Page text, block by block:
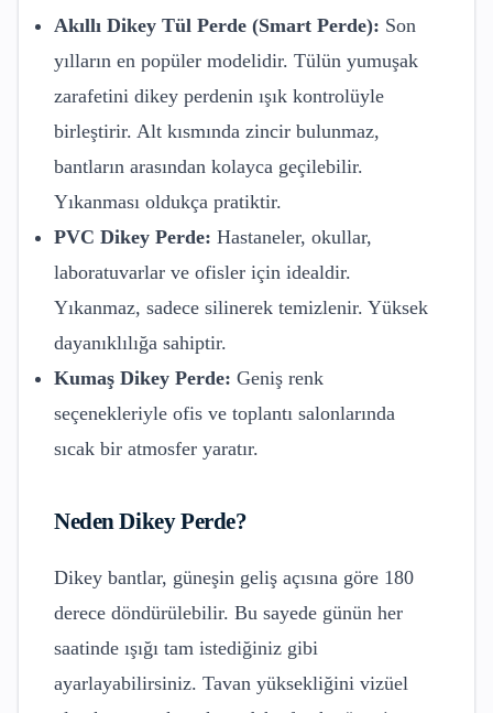
Akıllı Dikey Tül Perde (Smart Perde): Son
yılların en popüler modelidir. Tülün yumuşak
zarafetini dikey perdenin ışık kontrolüyle
birleştirir. Alt kısmında zincir bulunmaz,
bantların arasından kolayca geçilebilir.
Yıkanması oldukça pratiktir.
PVC Dikey Perde: Hastaneler, okullar,
laboratuvarlar ve ofisler için idealdir.
Yıkanmaz, sadece silinerek temizlenir. Yüksek
dayanıklılığa sahiptir.
Kumaş Dikey Perde: Geniş renk
seçenekleriyle ofis ve toplantı salonlarında
sıcak bir atmosfer yaratır.
Neden Dikey Perde?
Dikey bantlar, güneşin geliş açısına göre 180
derece döndürülebilir. Bu sayede günün her
saatinde ışığı tam istediğiniz gibi
ayarlayabilirsiniz. Tavan yüksekliğini vizüel